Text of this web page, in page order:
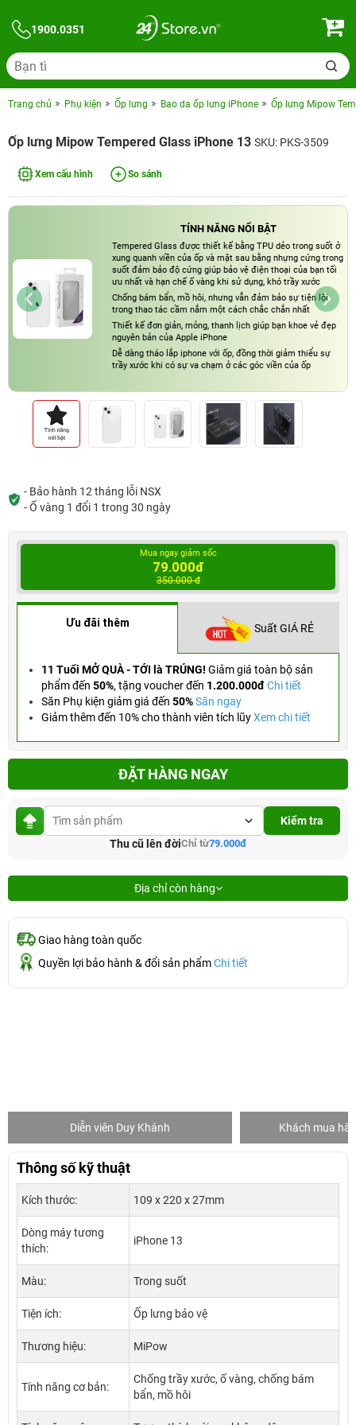
1900.0351
Trang chủ Phụ kiện Ốp lưng Bao da ốp lưng iPhone Ốp lưng Mipow
Ốp lưng Mipow Tempered Glass iPhone 13 SKU: PKS-3509
Xem cấu hình So sánh
TÍNH NĂNG NỔI BẬT
Tempered Glass được thiết kế bằng TPU dẻo trong suốt ở
xung quanh viền của ốp và mặt sau bằng nhựng cứng trong
suốt đảm bảo độ cứng giúp bảo vệ điện thoại của bạn tối
ưu nhất và hạn chế ố vàng khi sử dụng, khó trầy xước
Chống bám bẩn, mồ hôi, nhưng vẫn đảm bảo sự tiện lội
trong thao tác cầm nắm một cách chắc chắn nhất
Thiết kế đơn giản, mỏng, thanh lịch giúp bạn khoe vẻ đẹp
nguyên bản của Apple iPhone
Dễ dàng tháo lắp iphone với ốp, đồng thời giảm thiểu sự
trầy xước khi có sự va chạm ở các góc viền của ốp
- Bảo hành 12 tháng lỗi NSX
- Ố vàng 1 đổi 1 trong 30 ngày
Mua ngay giảm sốc
79.000đ
350.000 đ
Ưu đãi thêm Suất GIÁ RẺ
11 Tuổi MỞ QUÀ - TỚI là TRÚNG! Giảm giá toàn bộ sản
phẩm đến 50%, tặng voucher đến 1.200.000đChi tiết
Săn Phụ kiện giảm giá đến 50%Săn ngay
Giảm thêm đến 10% cho thành viên tích lũyXem chi tiết
ĐẶT HÀNG NGAY
Kiểm tra
Thu cũ lên đờiChỉ từ79.000đ
Địa chỉ còn hàng
Giao hàng toàn quốc
Quyền lợi bảo hành & đổi sản phẩmChi tiết
Diễn viên Duy Khánh Khách mua
Thông số kỹ thuật
Kích thước: 109 x 220 x 27mm
Dòng máy tương
thích:
iPhone 13
Màu: Trong suốt
Tiện ích: Ốp lưng bảo vệ
Thương hiệu: MiPow
Tính năng cơ bản:
Chống trầy xước, ố vàng, chống bám
bẩn, mồ hôi